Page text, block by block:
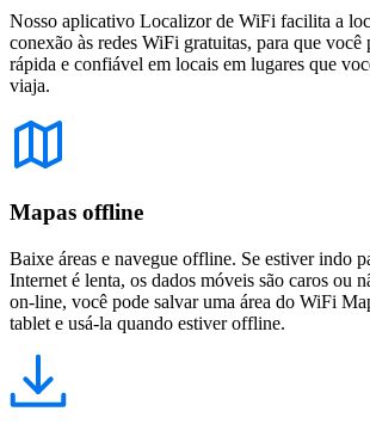
Nosso aplicativo Localizor de WiFi facilita a
conexão às redes WiFi gratuitas, para que você
rápida e confiável em locais em lugares que
viaja.
Mapas offline
Baixe áreas e navegue offline. Se estiver indo
Internet é lenta, os dados móveis são caros ou
on-line, você pode salvar uma área do WiFi
tablet e usá-la quando estiver offline.